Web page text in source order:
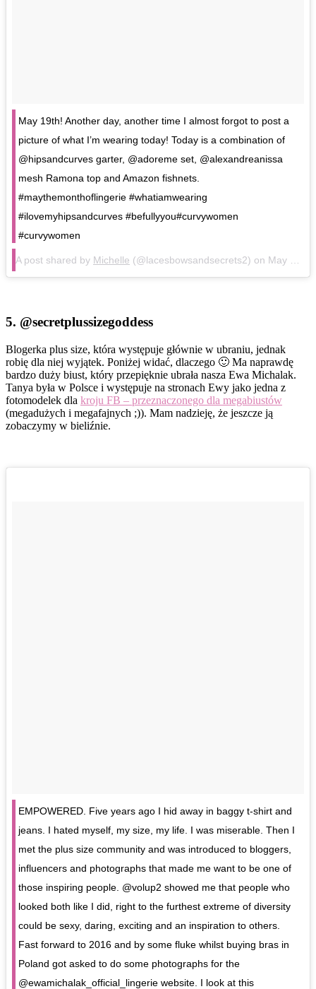
May 19th! Another day, another time I almost forgot to post a
picture of what I’m wearing today! Today is a combination of
@hipsandcurves garter, @adoreme set, @alexandreanissa
mesh Ramona top and Amazon fishnets.
#maythemonthoflingerie #whatiamwearing
#ilovemyhipsandcurves #befullyyou#curvywomen
#curvywomen
A post shared by Michelle (@lacesbowsandsecrets2) on May 19, 2018 at 3:45pm PDT
5. @secretplussizegoddess
Blogerka plus size, która występuje głównie w ubraniu, jednak
robię dla niej wyjątek. Poniżej widać, dlaczego 🙂 Ma naprawdę
bardzo duży biust, który przepięknie ubrała nasza Ewa Michalak.
Tanya była w Polsce i występuje na stronach Ewy jako jedna z
fotomodelek dla kroju FB – przeznaczonego dla megabiustów
(megadużych i megafajnych ;)). Mam nadzieję, że jeszcze ją
zobaczymy w bieliźnie.
EMPOWERED. Five years ago I hid away in baggy t-shirt and
jeans. I hated myself, my size, my life. I was miserable. Then I
met the plus size community and was introduced to bloggers,
influencers and photographs that made me want to be one of
those inspiring people. @volup2 showed me that people who
looked both like I did, right to the furthest extreme of diversity
could be sexy, daring, exciting and an inspiration to others.
Fast forward to 2016 and by some fluke whilst buying bras in
Poland got asked to do some photographs for the
@ewamichalak_official_lingerie website. I look at this